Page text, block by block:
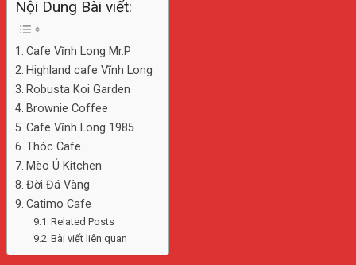
Nội Dung Bài viết:
Cafe Vĩnh Long Mr.P
Highland cafe Vĩnh Long
Robusta Koi Garden
Brownie Coffee
Cafe Vĩnh Long 1985
Thóc Cafe
Mèo Ú Kitchen
Đời Đá Vàng
Catimo Cafe
Related Posts
Bài viết liên quan